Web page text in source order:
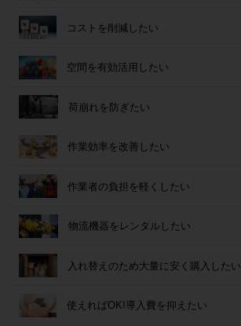
コストを削減したい
空間を有効活用したい
荷崩れを防ぎたい
作業効率を改善したい
作業者の負担を軽くしたい
物流機器をレンタルしたい
入れ替えのため大量に安く購入したい
使えればOK!導入費を抑えたい